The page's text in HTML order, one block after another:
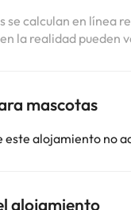
se calculan en línea
la realidad pueden
mascotas
este alojamiento no
alojamiento